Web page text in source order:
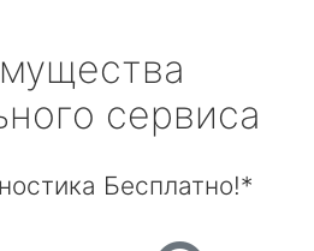
сервиса
Бесплатно!*